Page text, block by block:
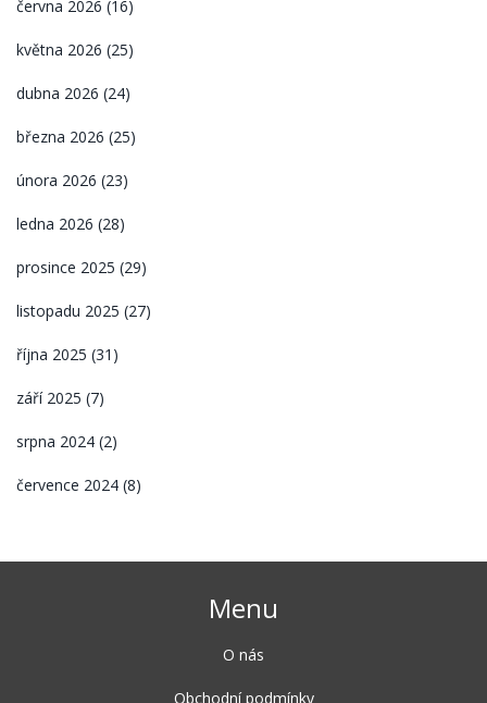
června 2026 (16)
května 2026 (25)
dubna 2026 (24)
března 2026 (25)
února 2026 (23)
ledna 2026 (28)
prosince 2025 (29)
listopadu 2025 (27)
října 2025 (31)
září 2025 (7)
srpna 2024 (2)
července 2024 (8)
Menu
O nás
Obchodní podmínky